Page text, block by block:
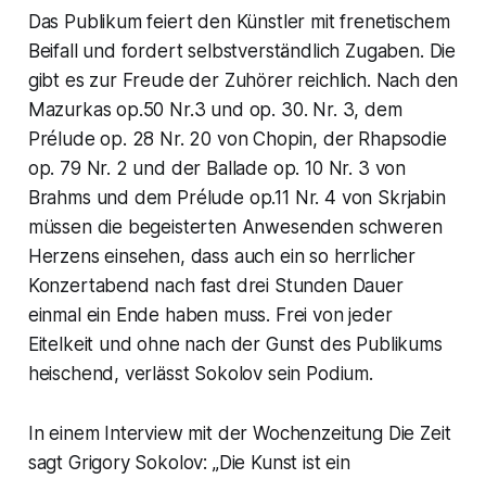
Das Publikum feiert den Künstler mit frenetischem
Beifall und fordert selbstverständlich Zugaben. Die
gibt es zur Freude der Zuhörer reichlich. Nach den
Mazurkas op.50 Nr.3 und op. 30. Nr. 3, dem
Prélude op. 28 Nr. 20 von Chopin, der Rhapsodie
op. 79 Nr. 2 und der Ballade op. 10 Nr. 3 von
Brahms und dem Prélude op.11 Nr. 4 von Skrjabin
müssen die begeisterten Anwesenden schweren
Herzens einsehen, dass auch ein so herrlicher
Konzertabend nach fast drei Stunden Dauer
einmal ein Ende haben muss. Frei von jeder
Eitelkeit und ohne nach der Gunst des Publikums
heischend, verlässt Sokolov sein Podium.
In einem Interview mit der Wochenzeitung Die Zeit
sagt Grigory Sokolov: „Die Kunst ist ein